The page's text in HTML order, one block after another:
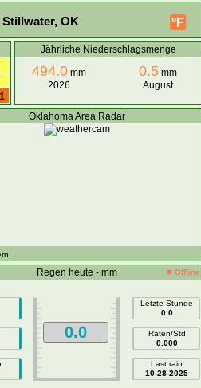
°F
OK
Jährliche Niederschlagsmenge
494.0 mm
2026
0.5mm
August
Oklahoma Area Radar
Regen heute - mm Offline
0.0
Letzte Stunde
0.0
Raten/Std
0.000
Last rain
10-28-2025